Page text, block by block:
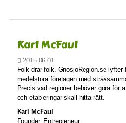
Karl McFaul
2015-06-01
Folk drar folk. GnosjoRegion.se lyfter
medelstora företagen med
Precis vad regioner behöver göra för
och etableringar skall hitta rätt.
Karl McFaul
Founder, Entrepreneur